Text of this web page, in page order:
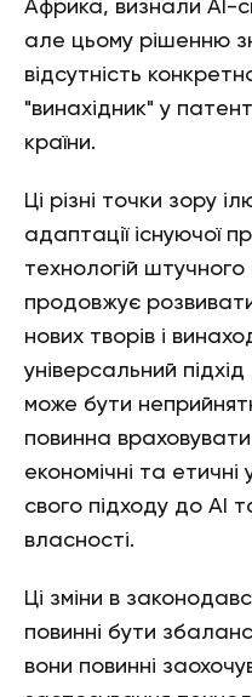
Африка, визнали АІ-
але цьому рішенню
відсутність
"винахідник" у
країни.
Ці різні точки зору
адаптації існуючої
технологій штучного
продовжує
нових творів і
універсальний
може бути
повинна враховувати
економічні та
свого підходу до АІ
власності.
Ці зміни в
повинні бути
вони повинні